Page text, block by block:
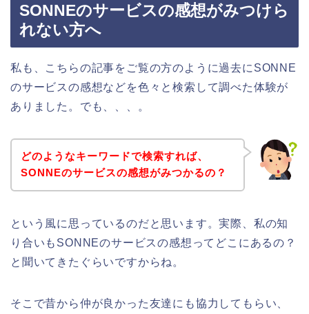
SONNEのサービスの感想がみつけら
れない方へ
私も、こちらの記事をご覧の方のように過去にSONNE
のサービスの感想などを色々と検索して調べた体験が
ありました。でも、、、。
どのようなキーワードで検索すれば、
SONNEのサービスの感想がみつかるの？
という風に思っているのだと思います。実際、私の知
り合いもSONNEのサービスの感想ってどこにあるの？
と聞いてきたぐらいですからね。
そこで昔から仲が良かった友達にも協力してもらい、